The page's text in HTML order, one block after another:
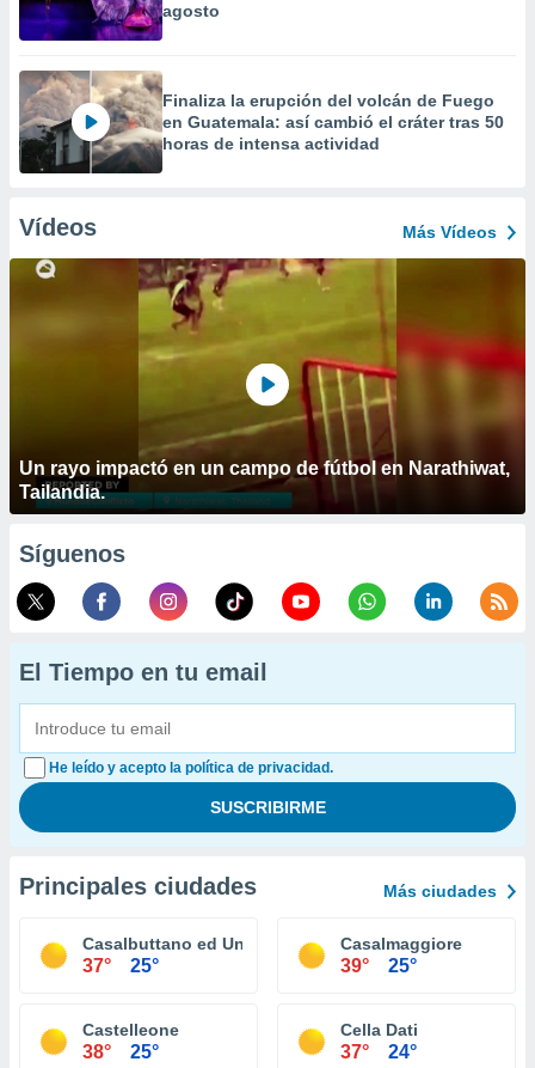
agosto
Finaliza la erupción del volcán de Fuego
en Guatemala: así cambió el cráter tras 50
horas de intensa actividad
Vídeos Más Vídeos
Un rayo impactó en un campo de fútbol en Narathiwat,
Tailandia.
Síguenos
El Tiempo en tu email
He leído y acepto la política de privacidad.
Principales ciudades Más ciudades
Casalbuttano ed Uniti
37° 25°
Casalmaggiore
39° 25°
Castelleone
38° 25°
Cella Dati
37° 24°